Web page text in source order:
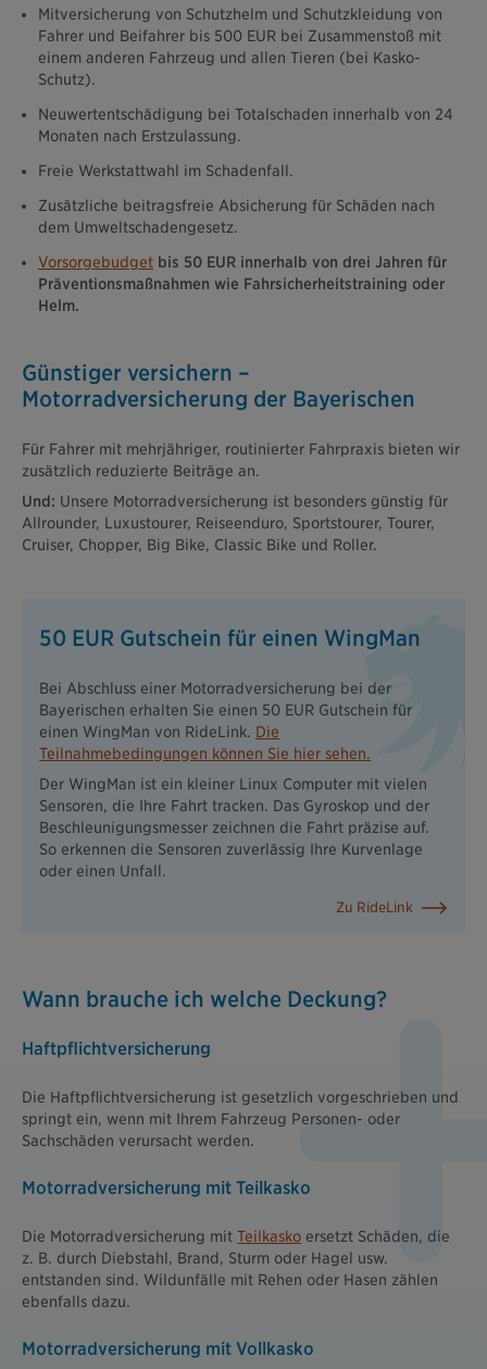
Mitversicherung von Schutzhelm und Schutzkleidung von
Fahrer und Beifahrer bis 500 EUR bei Zusammenstoß mit
einem anderen Fahrzeug und allen Tieren (bei Kasko-
Schutz).
Neuwertentschädigung bei Totalschaden innerhalb von 24
Monaten nach Erstzulassung.
Freie Werkstattwahl im Schadenfall.
Zusätzliche beitragsfreie Absicherung für Schäden nach
dem Umweltschadengesetz.
Vorsorgebudget bis 50 EUR innerhalb von drei Jahren für
Präventionsmaßnahmen wie Fahrsicherheitstraining oder
Helm.
Günstiger versichern –
Motorradversicherung der Bayerischen
Für Fahrer mit mehrjähriger, routinierter Fahrpraxis bieten wir
zusätzlich reduzierte Beiträge an.
Und: Unsere Motorradversicherung ist besonders günstig für
Allrounder, Luxustourer, Reiseenduro, Sportstourer, Tourer,
Cruiser, Chopper, Big Bike, Classic Bike und Roller.
50 EUR Gutschein für einen WingMan
Bei Abschluss einer Motorradversicherung bei der
Bayerischen erhalten Sie einen 50 EUR Gutschein für
einen WingMan von RideLink. Die
Teilnahmebedingungen können Sie hier sehen.
Der WingMan ist ein kleiner Linux Computer mit vielen
Sensoren, die Ihre Fahrt tracken. Das Gyroskop und der
Beschleunigungsmesser zeichnen die Fahrt präzise auf.
So erkennen die Sensoren zuverlässig Ihre Kurvenlage
oder einen Unfall.
Zu RideLink
Wann brauche ich welche Deckung?
Haftpflichtversicherung
Die Haftpflichtversicherung ist gesetzlich vorgeschrieben und
springt ein, wenn mit Ihrem Fahrzeug Personen- oder
Sachschäden verursacht werden.
Motorradversicherung mit Teilkasko
Die Motorradversicherung mit Teilkasko ersetzt Schäden, die
z. B. durch Diebstahl, Brand, Sturm oder Hagel usw.
entstanden sind. Wildunfälle mit Rehen oder Hasen zählen
ebenfalls dazu.
Motorradversicherung mit Vollkasko